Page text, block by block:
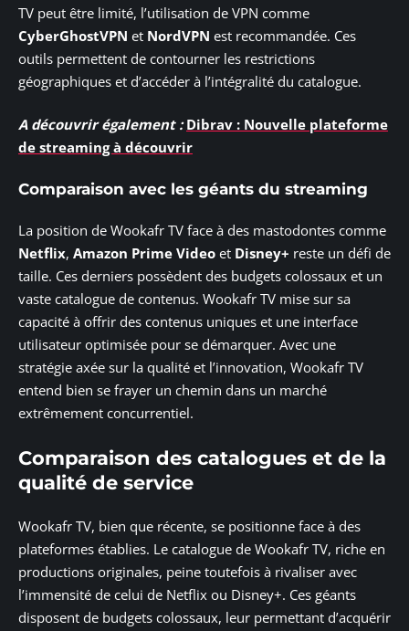
TV peut être limité, l’utilisation de VPN comme
CyberGhostVPN et NordVPN est recommandée. Ces
outils permettent de contourner les restrictions
géographiques et d’accéder à l’intégralité du catalogue.
A découvrir également : Dibrav : Nouvelle plateforme
de streaming à découvrir
Comparaison avec les géants du streaming
La position de Wookafr TV face à des mastodontes comme
Netflix, Amazon Prime Video et Disney+ reste un défi de
taille. Ces derniers possèdent des budgets colossaux et un
vaste catalogue de contenus. Wookafr TV mise sur sa
capacité à offrir des contenus uniques et une interface
utilisateur optimisée pour se démarquer. Avec une
stratégie axée sur la qualité et l’innovation, Wookafr TV
entend bien se frayer un chemin dans un marché
extrêmement concurrentiel.
Comparaison des catalogues et de la
qualité de service
Wookafr TV, bien que récente, se positionne face à des
plateformes établies. Le catalogue de Wookafr TV, riche en
productions originales, peine toutefois à rivaliser avec
l’immensité de celui de Netflix ou Disney+. Ces géants
disposent de budgets colossaux, leur permettant d’acquérir